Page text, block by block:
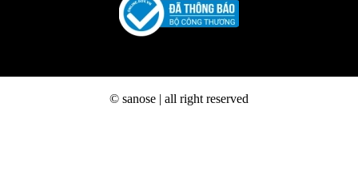
© sanose | all right reserved